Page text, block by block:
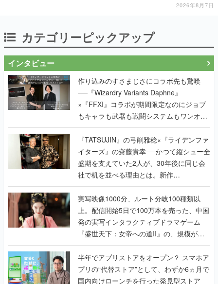
2026年8月7日
カテゴリーピックアップ
インタビュー
作り込みのすさまじさにコラボ先も驚嘆
──『Wizardry Variants Daphne』
×『FFXI』コラボが期間限定なのにジョブ
もキャラも武器も戦闘システムもワンオフ
で作り込まれた理由を両ディレクターに聞
く
『TATSUJIN』の弓削雅稔×『ライデンファ
イターズ』の齋藤貴幸──かつて縦シュー全
盛期を支えていた2人が、30年後に同じ会
社で机を並べる理由とは。新作
『TATSUJIN EXTREME』で初タッグを組
んだレジェンド2人に訊く開発秘話
実写映像1000分、ルート分岐100種類以
上。配信開始5日で100万本を売った、中国
発の実写インタラクティブドラマゲーム
『盛世天下：女帝への道II』の、規模が違
うこだわりをプロデューサーに聞いた
半年でアプリストアをオープン？ スマホア
プリの“代替ストア”として、わずか6ヵ月で
国内向けローンチを行った発見型ストア